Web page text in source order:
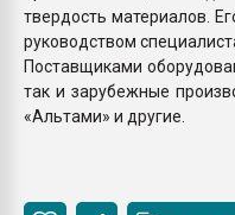
твердость материалов.
руководством
Поставщиками
так и зарубежные
«Альтами» и другие.